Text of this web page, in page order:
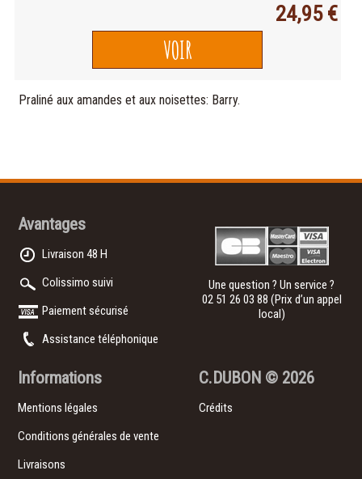
24,95 €
VOIR
Praliné aux amandes et aux noisettes: Barry.
Avantages
Livraison 48 H
Colissimo suivi
Paiement sécurisé
Assistance téléphonique
Une question ? Un service ?
02 51 26 03 88 (Prix d’un appel
local)
Informations
Mentions légales
Conditions générales de vente
Livraisons
C.DUBON © 2026
Crédits